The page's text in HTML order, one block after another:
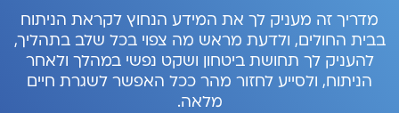
מדריך זה מעניק לך את המידע הנחוץ לקראת הניתוח
בבית החולים, ולדעת מראש מה צפוי בכל שלב בתהליך,
להעניק לך תחושת ביטחון ושקט נפשי במהלך ולאחר
הניתוח, ולסייע לחזור מהר ככל האפשר לשגרת חיים
מלאה.